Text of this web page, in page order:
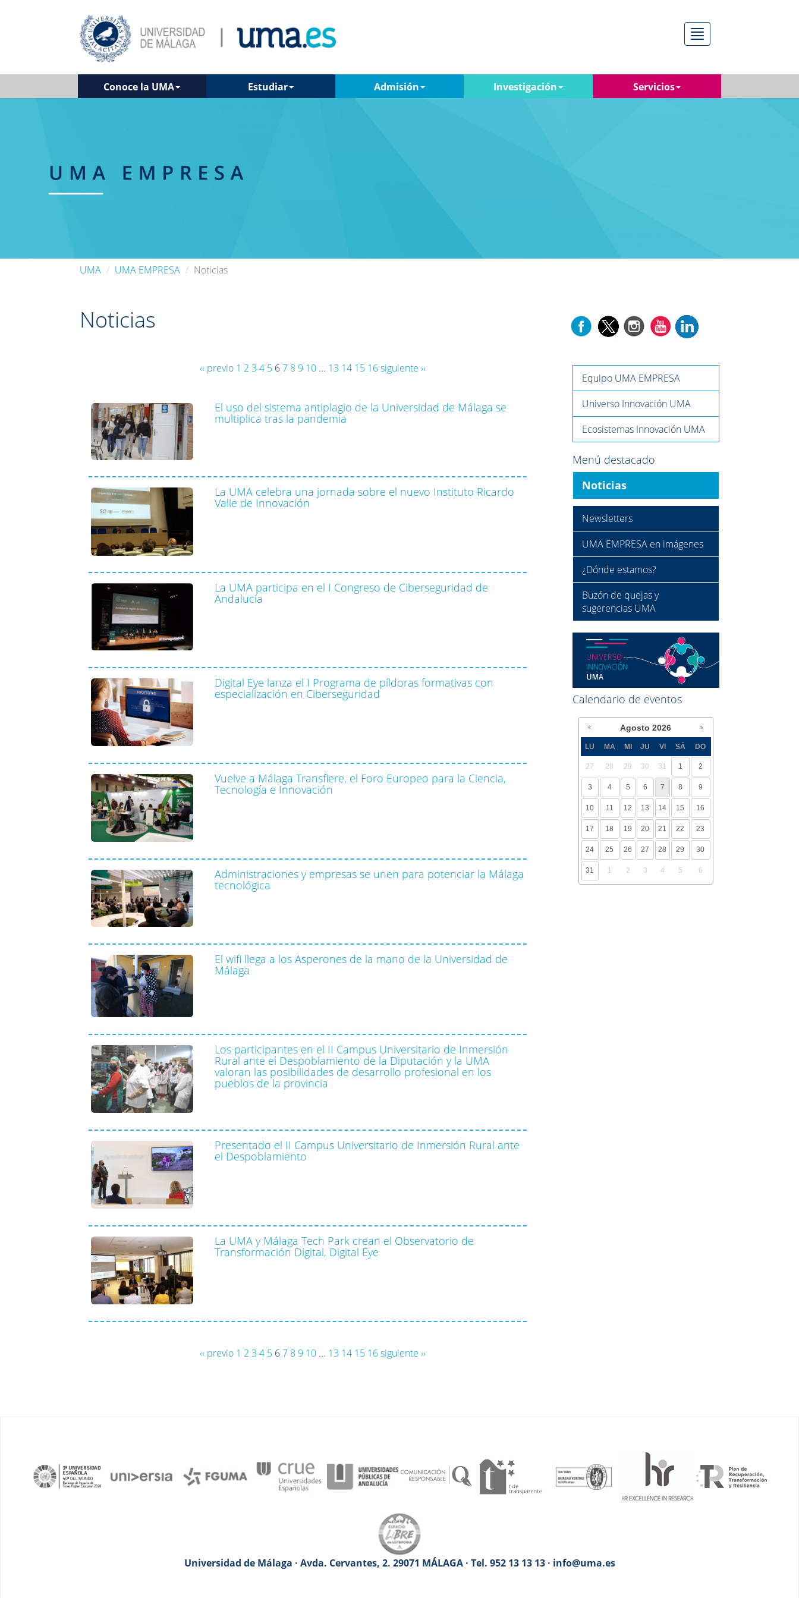
Menú
Conoce la UMA Estudiar Admisión Investigación Servicios
UMA UMA EMPRESA Noticias
Noticias
‹‹ previo 1 2 3 4 5 67 8 9 10... 13 14 15 16siguiente ››
El uso del sistema antiplagio de la Universidad de Málaga se
multiplica tras la pandemia
La UMA celebra una jornada sobre el nuevo Instituto Ricardo
Valle de Innovación
La UMA participa en el I Congreso de Ciberseguridad de
Andalucía
Digital Eye lanza el I Programa de píldoras formativas con
especialización en Ciberseguridad
Vuelve a Málaga Transfiere, el Foro Europeo para la Ciencia,
Tecnología e Innovación
Administraciones y empresas se unen para potenciar la Málaga
tecnológica
El wifi llega a los Asperones de la mano de la Universidad de
Málaga
Los participantes en el II Campus Universitario de Inmersión
Rural ante el Despoblamiento de la Diputación y la UMA
valoran las posibilidades de desarrollo profesional en los
pueblos de la provincia
Presentado el II Campus Universitario de Inmersión Rural ante
el Despoblamiento
La UMA y Málaga Tech Park crean el Observatorio de
Transformación Digital, Digital Eye
‹‹ previo 1 2 3 4 5 67 8 9 10... 13 14 15 16siguiente ››
Equipo UMA EMPRESA
Universo Innovación UMA
Ecosistemas Innovación UMA
Menú destacado
Noticias
Newsletters
UMA EMPRESA en imágenes
¿Dónde estamos?
Buzón de quejas y
sugerencias UMA
Calendario de eventos
Agosto 2026
LU MA MI JU VI SÁ DO
27 28 29 30 31 1 2
3 4 5 6 7 8 9
10 11 12 13 14 15 16
17 18 19 20 21 22 23
24 25 26 27 28 29 30
31 1 2 3 4 5 6
Universidad de Málaga · Avda. Cervantes, 2. 29071 MÁLAGA · Tel. 952 13 13 13 · info@uma.es